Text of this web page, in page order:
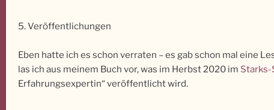
5. Veröffentlichungen
Eben hatte ich es schon verraten – es gab schon mal eine
las ich aus meinem Buch vor, was im Herbst 2020 im
Erfahrungsexpertin“ veröffentlicht wird.